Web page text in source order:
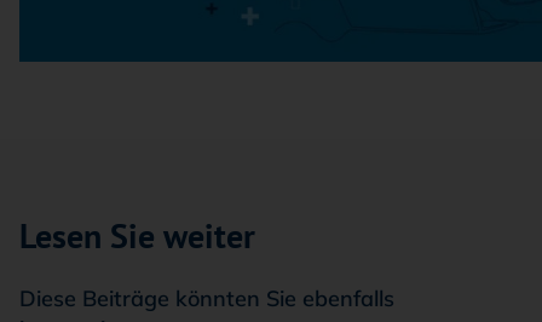
Lesen Sie weiter
Diese Beiträge könnten Sie ebenfalls